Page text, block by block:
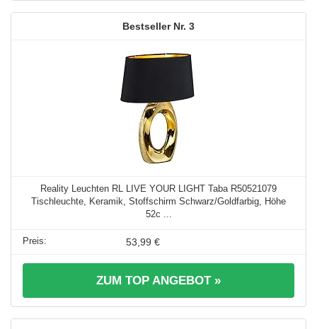
3
Reality Leuchten RL LIVE YOUR LIGHT Taba R50521079
Tischleuchte, Keramik, Stoffschirm Schwarz/Goldfarbig, Höhe
52c ...
53,99 €
ZUM TOP ANGEBOT »